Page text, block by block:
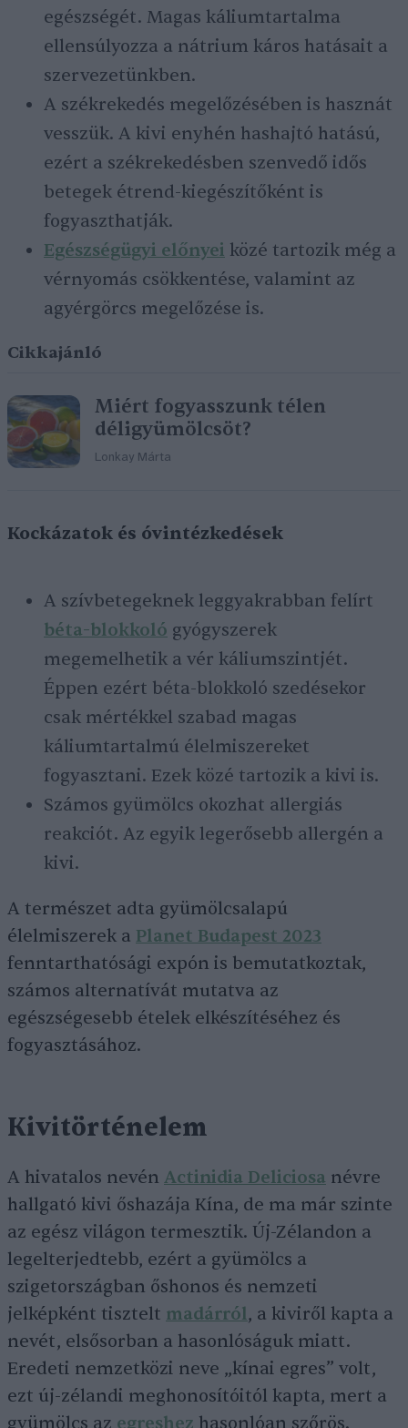
egészségét. Magas káliumtartalma
ellensúlyozza a nátrium káros hatásait a
szervezetünkben.
A székrekedés megelőzésében is hasznát
vesszük. A kivi enyhén hashajtó hatású,
ezért a székrekedésben szenvedő idős
betegek étrend-kiegészítőként is
fogyaszthatják.
Egészségügyi előnyei közé tartozik még a
vérnyomás csökkentése, valamint az
agyérgörcs megelőzése is.
Cikkajánló
Miért fogyasszunk télen
déligyümölcsöt?
Lonkay Márta
Kockázatok és óvintézkedések
A szívbetegeknek leggyakrabban felírt
béta-blokkoló gyógyszerek
megemelhetik a vér káliumszintjét.
Éppen ezért béta-blokkoló szedésekor
csak mértékkel szabad magas
káliumtartalmú élelmiszereket
fogyasztani. Ezek közé tartozik a kivi is.
Számos gyümölcs okozhat allergiás
reakciót. Az egyik legerősebb allergén a
kivi.
A természet adta gyümölcsalapú
élelmiszerek a Planet Budapest 2023
fenntarthatósági expón is bemutatkoztak,
számos alternatívát mutatva az
egészségesebb ételek elkészítéséhez és
fogyasztásához.
Kivitörténelem
A hivatalos nevén Actinidia Deliciosa névre
hallgató kivi őshazája Kína, de ma már szinte
az egész világon termesztik. Új-Zélandon a
legelterjedtebb, ezért a gyümölcs a
szigetországban őshonos és nemzeti
jelképként tisztelt madárról, a kiviről kapta a
nevét, elsősorban a hasonlóságuk miatt.
Eredeti nemzetközi neve „kínai egres” volt,
ezt új-zélandi meghonosítóitól kapta, mert a
gyümölcs az egreshez hasonlóan szőrös.